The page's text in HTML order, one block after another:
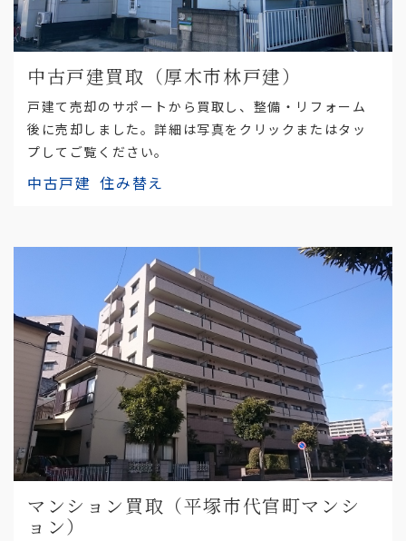
中古戸建買取（厚木市林戸建）
戸建て売却のサポートから買取し、整備・リフォーム
後に売却しました。詳細は写真をクリックまたはタッ
プしてご覧ください。
中古戸建 住み替え
マンション買取（平塚市代官町マンシ
ョン）